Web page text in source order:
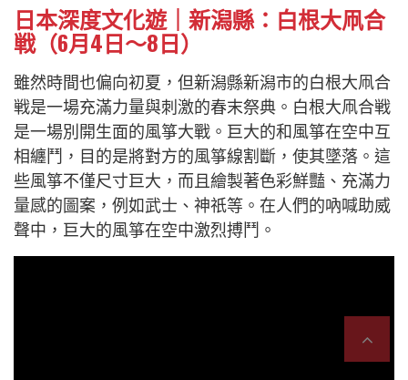
日本深度文化遊｜新潟縣：白根大凧合
戦（6月4日～8日）
雖然時間也偏向初夏，但新潟縣新潟市的白根大凧合
戦是一場充滿力量與刺激的春末祭典。白根大凧合戦
是一場別開生面的風箏大戰。巨大的和風箏在空中互
相纏鬥，目的是將對方的風箏線割斷，使其墜落。這
些風箏不僅尺寸巨大，而且繪製著色彩鮮豔、充滿力
量感的圖案，例如武士、神祇等。在人們的吶喊助威
聲中，巨大的風箏在空中激烈搏鬥。